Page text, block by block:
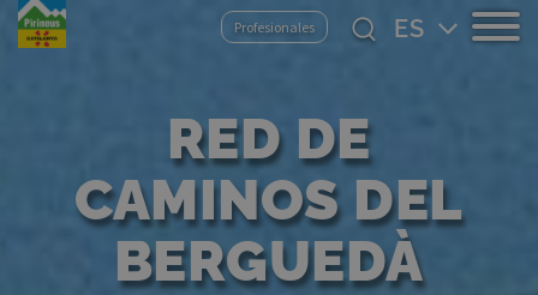
Pasar
Profesionales
Select
your
RED DE
CAMINOS DEL
BERGUEDÀ